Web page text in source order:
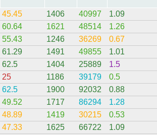
45.45 1406 40997 1.09
60.64 1621 48514 1.26
55.43 1246 36269 0.67
61.29 1491 49855 1.01
62.5 1404 25889 1.5
25 1186 39179 0.5
62.5 1900 92032 0.88
49.52 1717 86294 1.28
48.89 1419 30215 0.53
47.33 1625 66722 1.09